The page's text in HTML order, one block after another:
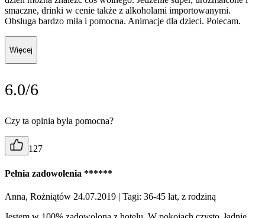
smaczne, drinki w cenie także z alkoholami importowanymi.
Obsługa bardzo miła i pomocna. Animacje dla dzieci. Polecam.
Więcej
6.0/6
Czy ta opinia była pomocna?
127
Pełnia zadowolenia ******
Anna, Rożniątów 24.07.2019 | Tagi: 36-45 lat, z rodziną